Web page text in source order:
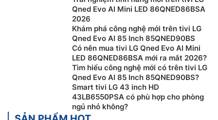
Qned Evo AI Mini LED 86QNED86BSA
2026
Khám phá công nghệ mới trên tivi LG
Qned Evo AI 85 Inch 85QNED90BS
Có nên mua tivi LG Qned Evo AI Mini
LED 86QNED86BSA mới ra mắt 2026?
Tìm hiểu công nghệ mới có trên tivi LG
Qned Evo AI 85 Inch 85QNED90BS?
Smart tivi LG 43 inch HD
43LB6550PSA có phù hợp cho phòng
ngủ nhỏ không?